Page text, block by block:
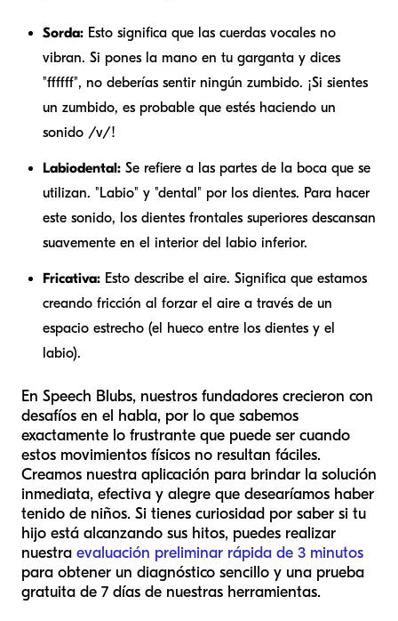
Sorda: Esto significa que las cuerdas vocales no
vibran. Si pones la mano en tu garganta y dices
"ffffff", no deberías sentir ningún zumbido. ¡Si sientes
un zumbido, es probable que estés haciendo un
sonido /v/!
Labiodental: Se refiere a las partes de la boca que se
utilizan. "Labio" y "dental" por los dientes. Para hacer
este sonido, los dientes frontales superiores descansan
suavemente en el interior del labio inferior.
Fricativa: Esto describe el aire. Significa que estamos
creando fricción al forzar el aire a través de un
espacio estrecho (el hueco entre los dientes y el
labio).
En Speech Blubs, nuestros fundadores crecieron con
desafíos en el habla, por lo que sabemos
exactamente lo frustrante que puede ser cuando
estos movimientos físicos no resultan fáciles.
Creamos nuestra aplicación para brindar la solución
inmediata, efectiva y alegre que desearíamos haber
tenido de niños. Si tienes curiosidad por saber si tu
hijo está alcanzando sus hitos, puedes realizar
nuestra evaluación preliminar rápida de 3 minutos
para obtener un diagnóstico sencillo y una prueba
gratuita de 7 días de nuestras herramientas.